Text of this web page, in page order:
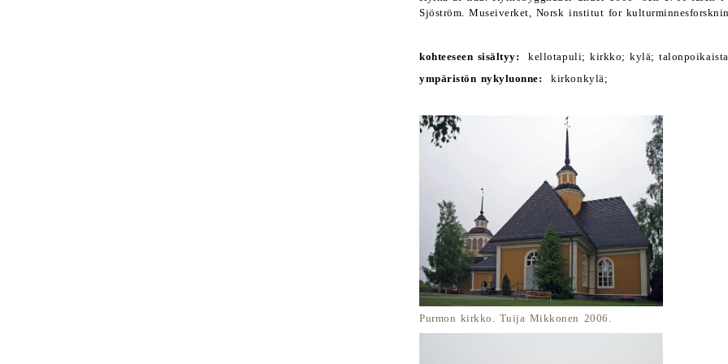
Sjöström. Museiverket, Norsk institut for
kohteeseen sisältyy: kellotapuli; kirkko; kylä;
ympäristön nykyluonne: kirkonkylä;
Purmon kirkko. Tuija Mikkonen 2006.